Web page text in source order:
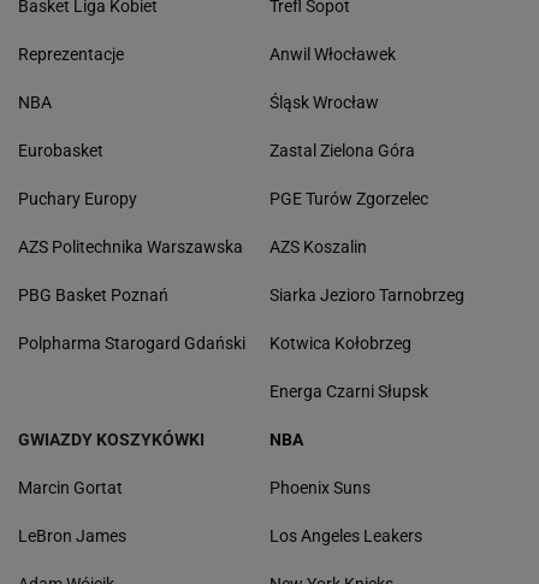
Basket Liga Kobiet
Reprezentacje
NBA
Eurobasket
Puchary Europy
AZS Politechnika Warszawska
PBG Basket Poznań
Polpharma Starogard Gdański
Trefl Sopot
Anwil Włocławek
Śląsk Wrocław
Zastal Zielona Góra
PGE Turów Zgorzelec
AZS Koszalin
Siarka Jezioro Tarnobrzeg
Kotwica Kołobrzeg
Energa Czarni Słupsk
GWIAZDY KOSZYKÓWKI
Marcin Gortat
LeBron James
NBA
Phoenix Suns
Los Angeles Leakers